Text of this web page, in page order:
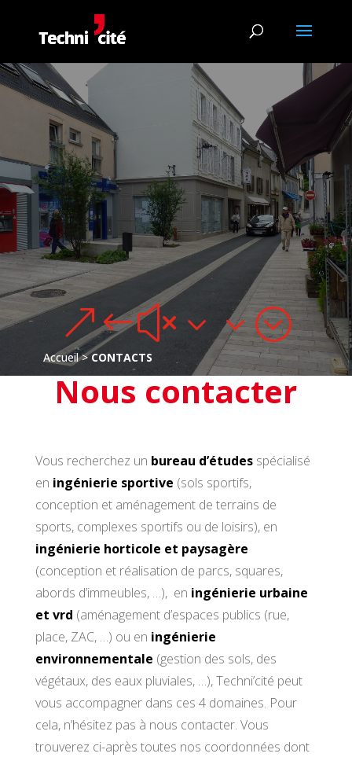
Accueil > CONTACTS
&#x33;
Nous contacter
Vous recherchez un bureau d’étudesspécialisé
en ingénierie sportive (sols sportifs,
conception et aménagement de terrains de
sports, complexes sportifs ou de loisirs), en
ingénierie horticole et paysagère
(conception et réalisation de parcs, squares,
abords d’immeubles, …), en ingénierie urbaine
et vrd (aménagement d’espaces publics (rue,
place, ZAC, …) ou en ingénierie
environnementale (gestion des sols, des
végétaux, des eaux pluviales, …), Techni’cité peut
vous accompagner dans ces 4 domaines. Pour
cela, n’hésitez pas à nous contacter. Vous
trouverez ci-après toutes nos coordonnées dont